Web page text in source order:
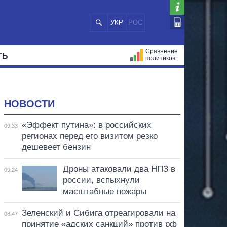
УКР РОС
Сравнение
политиков
НОВОСТИ
09:33
«Эффект путина»: в российских
регионах перед его визитом резко
дешевеет бензин
09:24
Дроны атаковали два НПЗ в
россии, вспыхнули
масштабные пожары
08:47
Зеленский и Сибига отреагировали на
принятие «адских санкций» против рф